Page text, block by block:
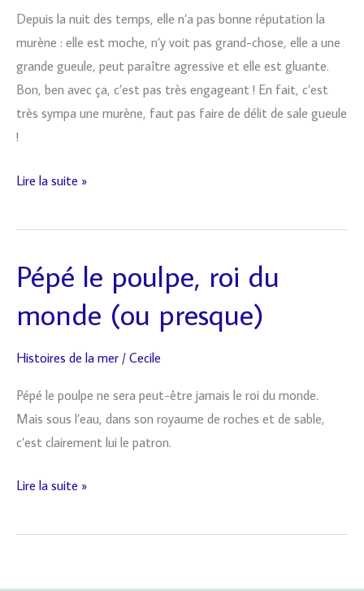
Depuis la nuit des temps, elle n’a pas bonne réputation la
murène : elle est moche, n’y voit pas grand-chose, elle a une
grande gueule, peut paraître agressive et elle est gluante.
Bon, ben avec ça, c’est pas très engageant ! En fait, c’est
très sympa une murène, faut pas faire de délit de sale gueule
!
des
récifs
Lire la suite »
Pépé le poulpe, roi du
monde (ou presque)
Histoires de la mer /Cecile
Pépé le poulpe ne sera peut-être jamais le roi du monde.
Mais sous l’eau, dans son royaume de roches et de sable,
c’est clairement lui le patron.
Pépé
le
poulpe,
du
monde
(ou
presque)
Lire la suite »